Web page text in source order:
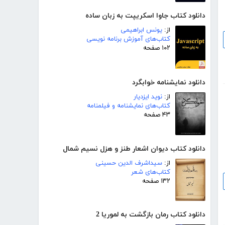
دانلود کتاب جاوا اسکریپت به زبان ساده
از: یونس ابراهیمی
کتاب‌های آموزش برنامه نویسی
۱۰۲ صفحه
دانلود نمایشنامه خوابگرد
از: نوید ایزدیار
کتاب‌های نمایشنامه و فیلمنامه
۴۳ صفحه
دانلود کتاب دیوان اشعار طنز و هزل نسیم شمال
از: سیداشرف الدین حسینی
کتاب‌های شعر
۱۳۲ صفحه
دانلود کتاب رمان بازگشت به لموریا 2